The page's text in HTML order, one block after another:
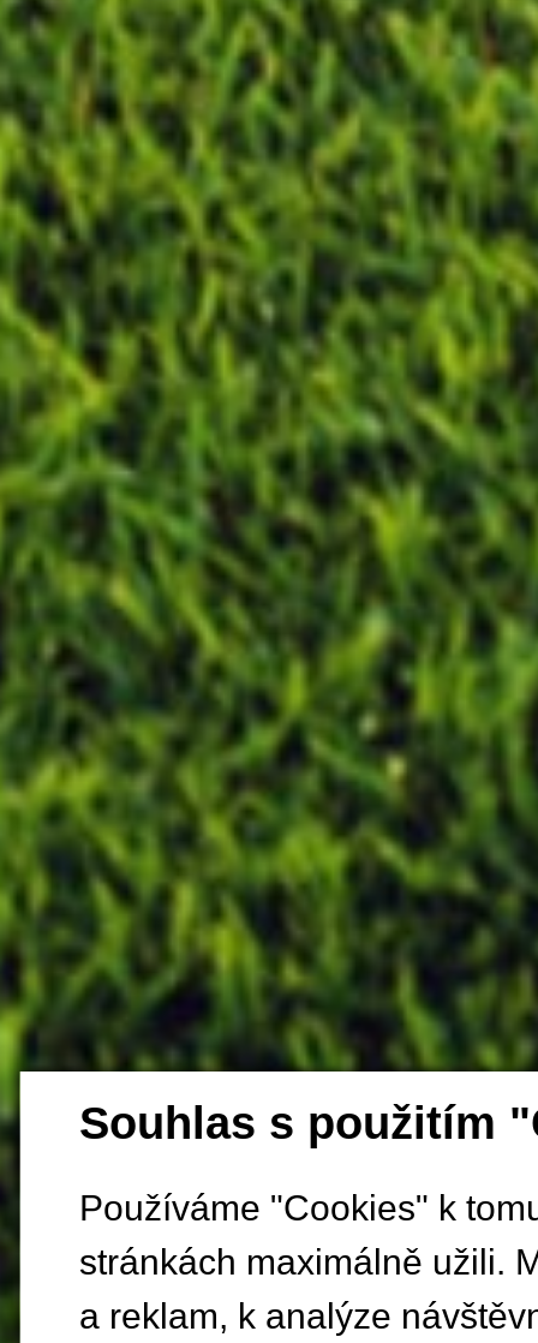
Souhlas s použitím
Používáme "Cookies" k
stránkách maximálně užili.
a reklam, k analýze